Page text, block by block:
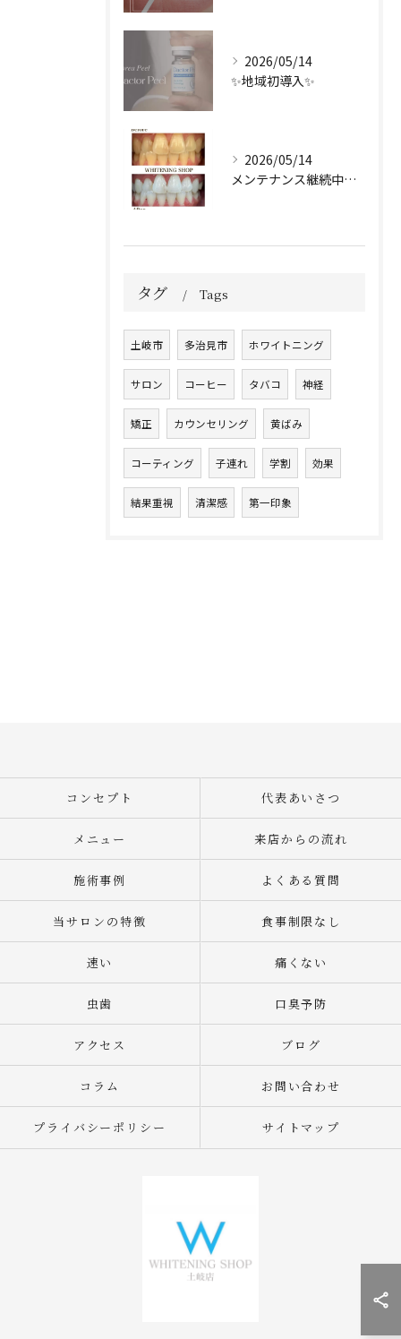
2026/05/14
✨地域初導入✨
2026/05/14
メンテナンス継続中のお客様🤍
タグ Tags
土岐市 多治見市 ホワイトニング
サロン コーヒー タバコ 神経
矯正 カウンセリング 黄ばみ
コーティング 子連れ 学割 効果
結果重視 清潔感 第一印象
コンセプト 代表あいさつ
メニュー 来店からの流れ
施術事例 よくある質問
当サロンの特徴 食事制限なし
速い 痛くない
虫歯 口臭予防
アクセス ブログ
コラム お問い合わせ
プライバシーポリシー サイトマップ